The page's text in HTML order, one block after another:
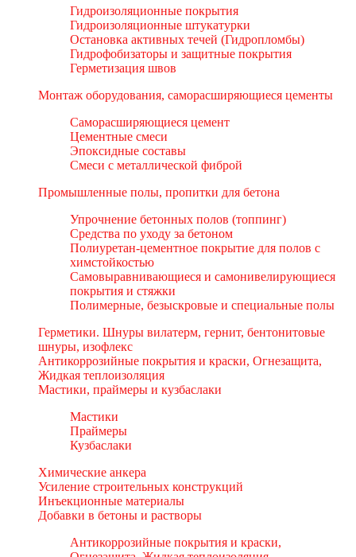
Гидроизоляционные покрытия
Гидроизоляционные штукатурки
Остановка активных течей (Гидропломбы)
Гидрофобизаторы и защитные покрытия
Герметизация швов
Монтаж оборудования, саморасширяющиеся цементы
Саморасширяющиеся цемент
Цементные смеси
Эпоксидные составы
Смеси с металлической фиброй
Промышленные полы, пропитки для бетона
Упрочнение бетонных полов (топпинг)
Средства по уходу за бетоном
Полиуретан-цементное покрытие для полов с
химстойкостью
Самовыравнивающиеся и самонивелирующиеся
покрытия и стяжки
Полимерные, безыскровые и специальные полы
Герметики. Шнуры вилатерм, гернит, бентонитовые
шнуры, изофлекс
Антикоррозийные покрытия и краски, Огнезащита,
Жидкая теплоизоляция
Мастики, праймеры и кузбаслаки
Мастики
Праймеры
Кузбаслаки
Химические анкера
Усиление строительных конструкций
Инъекционные материалы
Добавки в бетоны и растворы
Антикоррозийные покрытия и краски,